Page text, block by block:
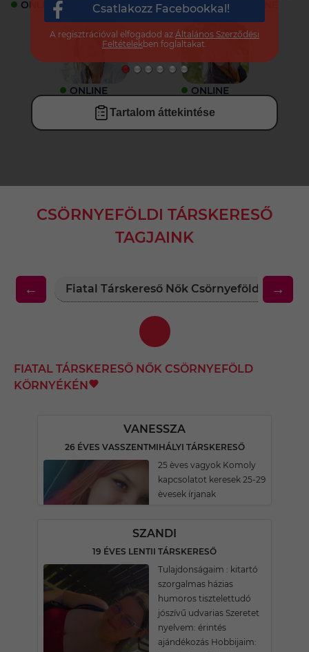
ONLINE ONLINE ONLINE
ONLINE ONLINE
Tartalom áttekintése
CSÖRNYEFÖLDI TÁRSKERESŐ
TAGJAINK
← Fiatal Társkereső Nők Csörnyeföld →
FIATAL TÁRSKERESŐ NŐK CSÖRNYEFÖLD
KÖRNYÉKÉN
VANESSZA
26 ÉVES VASSZENTMIHÁLYI TÁRSKERESŐ
25 èves vagyok Komoly
kapcsolatot keresek 25-29
èvesek írjanak
SZANDI
19 ÉVES LENTII TÁRSKERESŐ
Tulajdonságaim : kitartó
szorgalmas házias
humoros tisztelettudó
jószívű udvarias Szeretet
nyelvem: érintés
ajándékozás Hobbijaim:
Csatlakozz Facebookkal!
A regisztrációval elfogadod az Általános Szerződési
Feltételekben foglaltakat.